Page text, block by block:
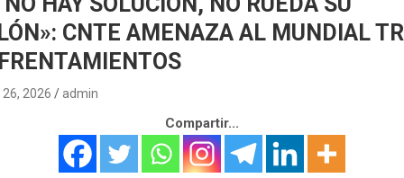
CNTE AMENAZA AL MUNDIAL
2026 admin
Compartir...